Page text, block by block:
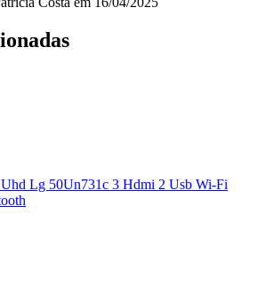
Lg 50Un731c 3 Hdmi 2 Usb Wi-Fi